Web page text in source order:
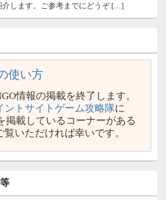
介します。ご参考までにどうぞ […]
使い方
情報の掲載を終了します。
ントサイトゲーム攻略隊に
掲載しているコーナーがある
いただければ幸いです。